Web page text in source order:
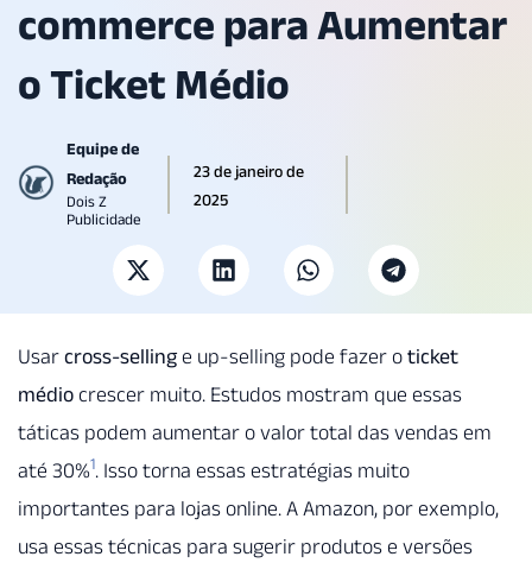
commerce para Aumentar
o Ticket Médio
Equipe de
Redação
Dois Z
Publicidade
23 de janeiro de
2025
Usar cross-sellinge up-selling pode fazer o ticket
médio crescer muito. Estudos mostram que essas
táticas podem aumentar o valor total das vendas em
até 30%1. Isso torna essas estratégias muito
importantes para lojas online. A Amazon, por exemplo,
usa essas técnicas para sugerir produtos e versões